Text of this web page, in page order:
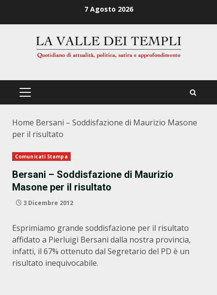
7 Agosto 2026
PRIMÄRES
Home Bersani – Soddisfazione di Maurizio Masone
per il risultato
Comunicati Stampa
Bersani – Soddisfazione di Maurizio
Masone per il risultato
3 Dicembre 2012
Esprimiamo grande soddisfazione per il risultato
affidato a Pierluigi Bersani dalla nostra provincia,
infatti, il 67% ottenuto dal Segretario del PD è un
risultato inequivocabile.